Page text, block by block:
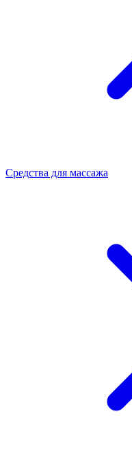
Средства для массажа